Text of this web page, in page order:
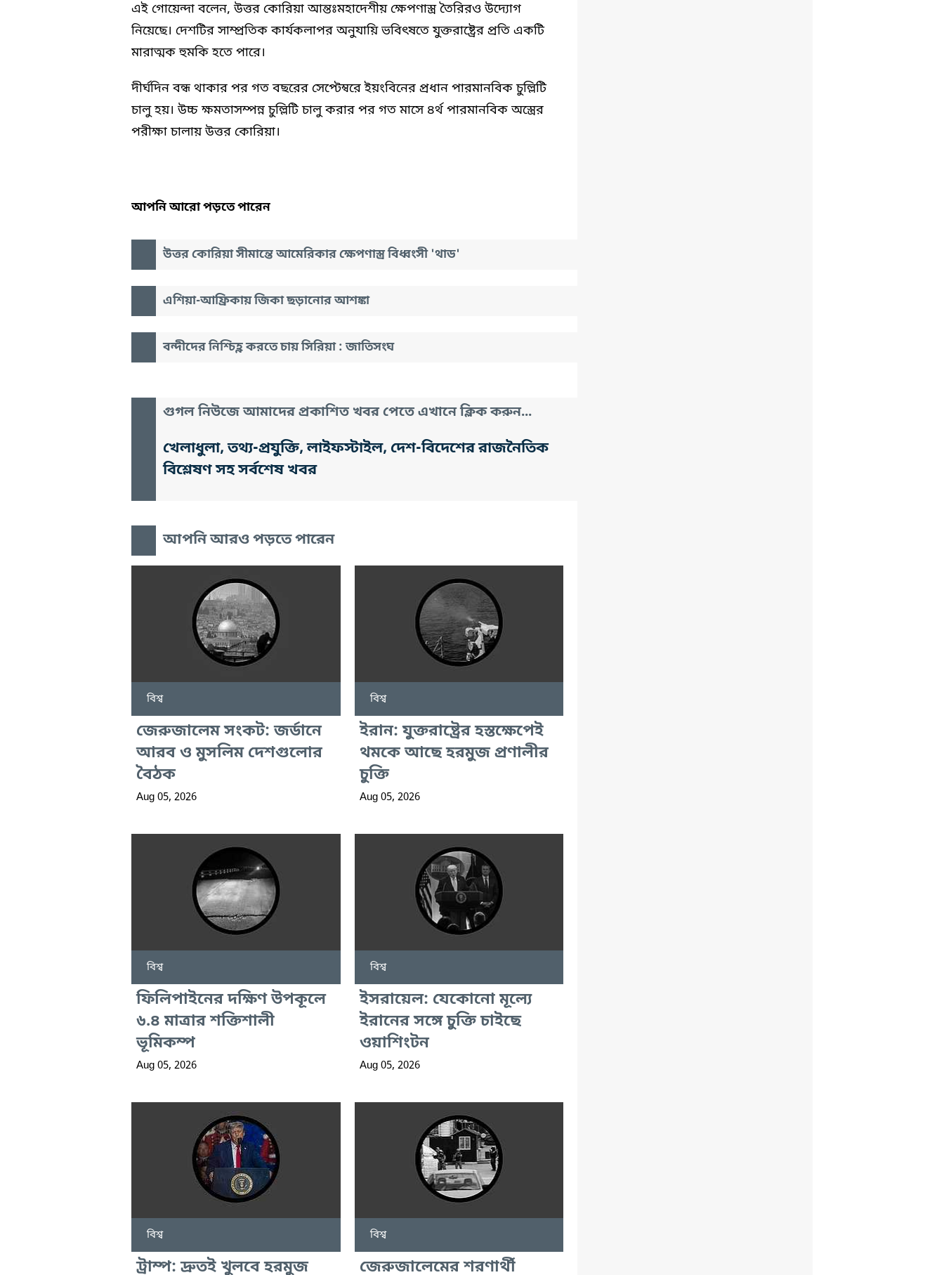
এই গোয়েন্দা বলেন, উত্তর কোরিয়া আন্তঃমহাদেশীয় ক্ষেপণাস্ত্র তৈরিরও উদ্যোগ
নিয়েছে। দেশটির সাম্প্রতিক কার্যকলাপর অনুযায়ি ভবিৎষতে যুক্তরাষ্ট্রের প্রতি একটি
মারাত্মক হুমকি হতে পারে।
দীর্ঘদিন বন্ধ থাকার পর গত বছরের সেপ্টেম্বরে ইয়ংবিনের প্রধান পারমানবিক চুল্লিটি
চালু হয়। উচ্চ ক্ষমতাসম্পন্ন চুল্লিটি চালু করার পর গত মাসে ৪র্থ পারমানবিক অস্ত্রের
পরীক্ষা চালায় উত্তর কোরিয়া।
আপনি আরো পড়তে পারেন
উত্তর কোরিয়া সীমান্তে আমেরিকার ক্ষেপণাস্ত্র বিধ্বংসী 'থাড'
এশিয়া-আফ্রিকায় জিকা ছড়ানোর আশঙ্কা
বন্দীদের নিশ্চিহ্ণ করতে চায় সিরিয়া : জাতিসংঘ
গুগল নিউজে আমাদের প্রকাশিত খবর পেতে এখানে ক্লিক করুন...
খেলাধুলা, তথ্য-প্রযুক্তি, লাইফস্টাইল, দেশ-বিদেশের রাজনৈতিক
বিশ্লেষণ সহ সর্বশেষ খবর
আপনি আরও পড়তে পারেন
বিশ্ব
জেরুজালেম সংকট: জর্ডানে
আরব ও মুসলিম দেশগুলোর
বৈঠক
Aug 05, 2026
বিশ্ব
ইরান: যুক্তরাষ্ট্রের হস্তক্ষেপেই
থমকে আছে হরমুজ প্রণালীর
চুক্তি
Aug 05, 2026
বিশ্ব
ফিলিপাইনের দক্ষিণ উপকূলে
৬.৪ মাত্রার শক্তিশালী
ভূমিকম্প
Aug 05, 2026
বিশ্ব
ইসরায়েল: যেকোনো মূল্যে
ইরানের সঙ্গে চুক্তি চাইছে
ওয়াশিংটন
Aug 05, 2026
বিশ্ব
ট্রাম্প: দ্রুতই খুলবে হরমুজ
বিশ্ব
জেরুজালেমের শরণার্থী